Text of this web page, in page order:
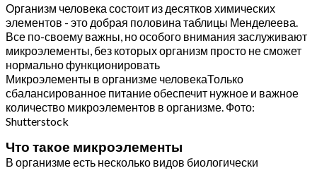
Организм человека состоит из десятков химических
элементов - это добрая половина таблицы Менделеева.
Все по-своему важны, но особого внимания заслуживают
микроэлементы, без которых организм просто не сможет
нормально функционировать
Микроэлементы в организме человекаТолько
сбалансированное питание обеспечит нужное и важное
количество микроэлементов в организме. Фото:
Shutterstock
Что такое микроэлементы
В организме есть несколько видов биологически